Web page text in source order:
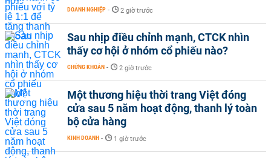
DOANH NGHIỆP - 2 giờ trước
Sau nhịp điều chỉnh mạnh, CTCK nhìn
thấy cơ hội ở nhóm cổ phiếu nào?
CHỨNG KHOÁN - 2 giờ trước
Một thương hiệu thời trang Việt đóng
cửa sau 5 năm hoạt động, thanh lý toàn
bộ cửa hàng
KINH DOANH - 1 giờ trước